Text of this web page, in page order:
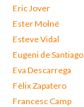
Eric Jover
Ester Molné
Esteve Vidal
Eugeni de Santiago
Eva Descarrega
Fèlix Zapatero
Francesc Camp